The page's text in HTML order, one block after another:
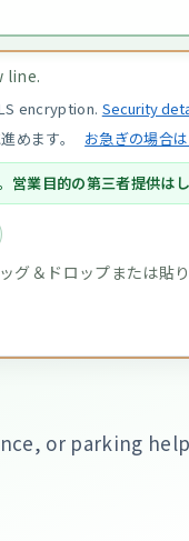
line.
encryption. Security
めます。
お急ぎの場合
業目的の第三者提供はし
＆ドロップまたは貼
or parking